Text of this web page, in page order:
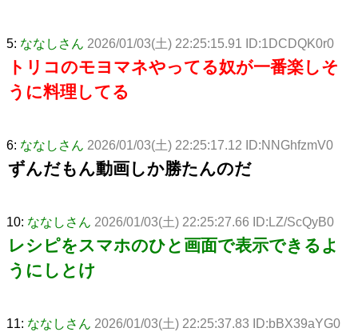
5: ななしさん 2026/01/03(土) 22:25:15.91 ID:1DCDQK0r0
トリコのモヨマネやってる奴が一番楽しそ
うに料理してる
6: ななしさん 2026/01/03(土) 22:25:17.12 ID:NNGhfzmV0
ずんだもん動画しか勝たんのだ
10: ななしさん 2026/01/03(土) 22:25:27.66 ID:LZ/ScQyB0
レシピをスマホのひと画面で表示できるよ
うにしとけ
11: ななしさん 2026/01/03(土) 22:25:37.83 ID:bBX39aYG0